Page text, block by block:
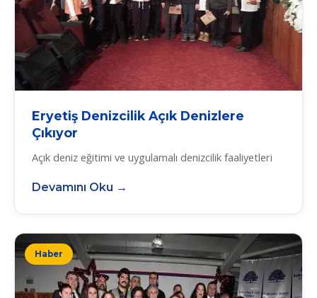
Eryetiş Denizcilik Açık Denizlere
Çıkıyor
Açık deniz eğitimi ve uygulamalı denizcilik faaliyetleri
Devamını Oku →
Haber